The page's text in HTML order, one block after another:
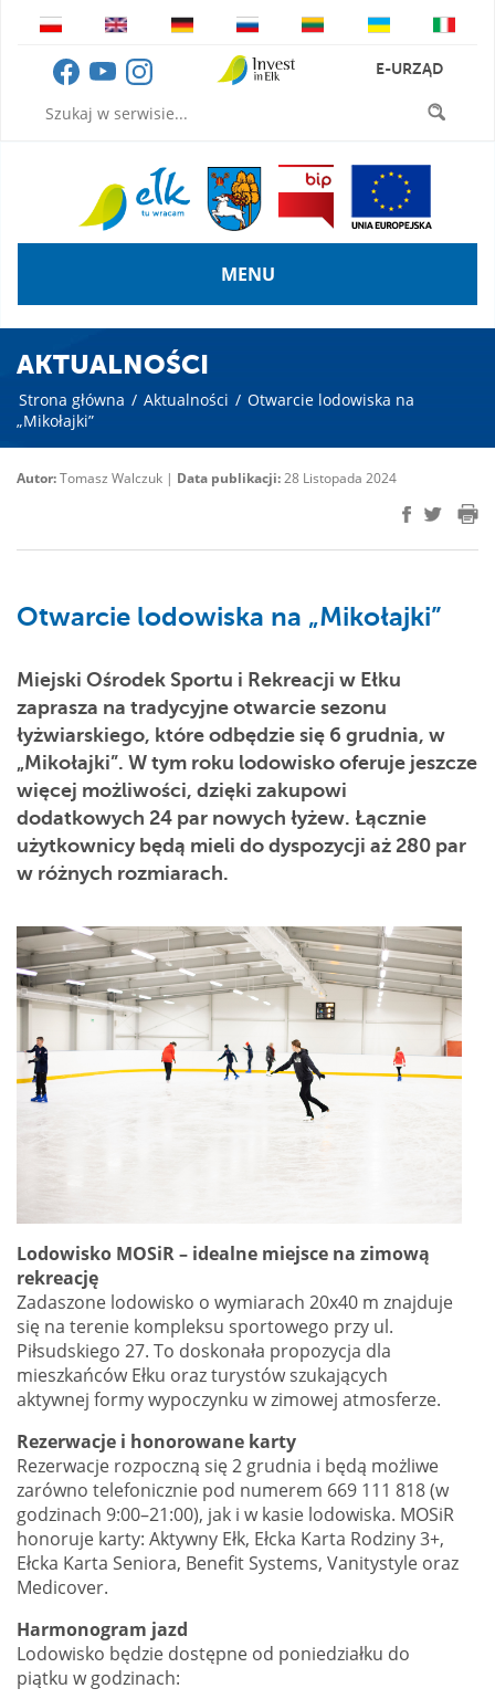
E-URZĄD
MENU
AKTUALNOŚCI
Strona główna / Aktualności / Otwarcie lodowiska na
„Mikołajki”
Autor:Tomasz Walczuk | Data publikacji:28 Listopada 2024
Otwarcie lodowiska na „Mikołajki”
Miejski Ośrodek Sportu i Rekreacji w Ełku
zaprasza na tradycyjne otwarcie sezonu
łyżwiarskiego, które odbędzie się 6 grudnia, w
„Mikołajki”. W tym roku lodowisko oferuje jeszcze
więcej możliwości, dzięki zakupowi
dodatkowych 24 par nowych łyżew. Łącznie
użytkownicy będą mieli do dyspozycji aż 280 par
w różnych rozmiarach.
Lodowisko MOSiR – idealne miejsce na zimową
rekreację
Zadaszone lodowisko o wymiarach 20x40 m znajduje
się na terenie kompleksu sportowego przy ul.
Piłsudskiego 27. To doskonała propozycja dla
mieszkańców Ełku oraz turystów szukających
aktywnej formy wypoczynku w zimowej atmosferze.
Rezerwacje i honorowane karty
Rezerwacje rozpoczną się 2 grudnia i będą możliwe
zarówno telefonicznie pod numerem 669 111 818 (w
godzinach 9:00–21:00), jak i w kasie lodowiska. MOSiR
honoruje karty: Aktywny Ełk, Ełcka Karta Rodziny 3+,
Ełcka Karta Seniora, Benefit Systems, Vanitystyle oraz
Medicover.
Harmonogram jazd
Lodowisko będzie dostępne od poniedziałku do
piątku w godzinach: